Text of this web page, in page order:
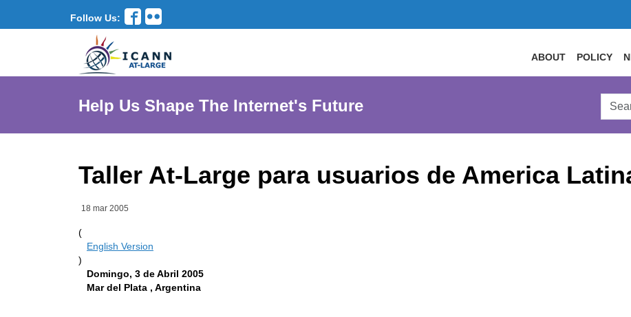
Follow Us:
ABOUT POLICY
Help Us Shape The Internet's Future
Search
Taller At-Large para usuarios de America
18 mar 2005
(
English Version
)
Domingo, 3 de Abril 2005
Mar del Plata , Argentina